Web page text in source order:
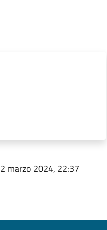
marzo 2024, 22:37